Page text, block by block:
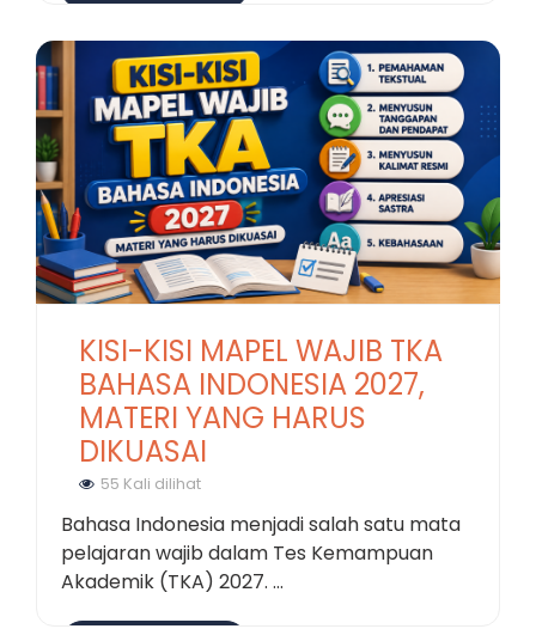
KISI-KISI MAPEL WAJIB TKA
BAHASA INDONESIA 2027,
MATERI YANG HARUS
DIKUASAI
55 Kali dilihat
Bahasa Indonesia menjadi salah satu mata
pelajaran wajib dalam Tes Kemampuan
Akademik (TKA) 2027. ...